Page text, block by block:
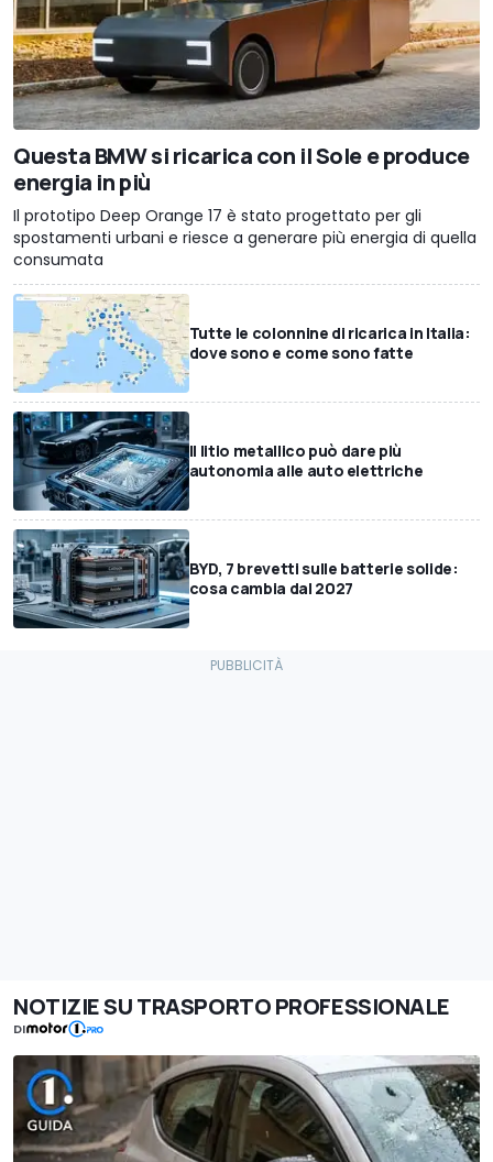
Questa BMW si ricarica con il Sole e produce
energia in più
Il prototipo Deep Orange 17 è stato progettato per gli
spostamenti urbani e riesce a generare più energia di quella
consumata
Tutte le colonnine di ricarica in Italia:
dove sono e come sono fatte
Il litio metallico può dare più
autonomia alle auto elettriche
BYD, 7 brevetti sulle batterie solide:
cosa cambia dal 2027
NOTIZIE SU TRASPORTO PROFESSIONALE
DI